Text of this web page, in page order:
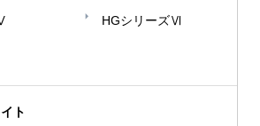
HGシリーズⅥ
ト